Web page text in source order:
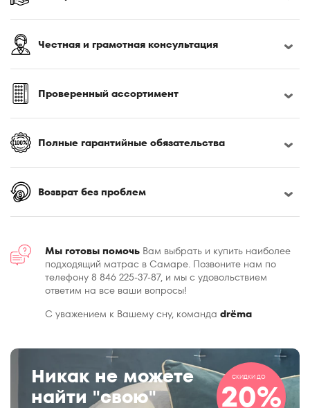
180x210
180x220
185x200
190x200
200x200
200x210
200x220
Честная и грамотная консультация
Проверенный ассортимент
Полные гарантийные обязательства
Возврат без проблем
Мы готовы помочь Вам выбрать и купить наиболее
подходящий матрас в Самаре. Позвоните нам по
телефону 8 846 225-37-87, и мы с удовольствием
ответим на все ваши вопросы!
С уважением к Вашему сну, команда drёma
Никак не можете
найти "свою"
СКИДКИ ДО
20%